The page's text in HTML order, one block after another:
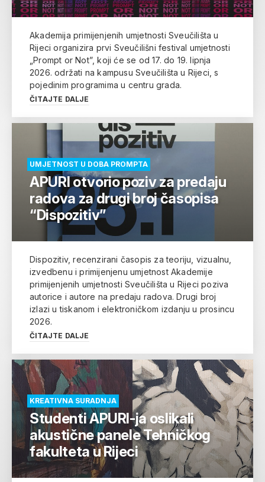
Akademija primijenjenih umjetnosti Sveučilišta u
Rijeci organizira prvi Sveučilišni festival umjetnosti
„Prompt or Not”, koji će se od 17. do 19. lipnja
2026. održati na kampusu Sveučilišta u Rijeci, s
pojedinim programima u centru grada.
ČITAJTE DALJE
UMJETNOST U DOBA PROMPTA
APURI otvorio poziv za predaju
radova za drugi broj časopisa
“Dispozitiv”
Dispozitiv, recenzirani časopis za teoriju, vizualnu,
izvedbenu i primijenjenu umjetnost Akademije
primijenjenih umjetnosti Sveučilišta u Rijeci poziva
autorice i autore na predaju radova. Drugi broj
izlazi u tiskanom i elektroničkom izdanju u prosincu
2026.
ČITAJTE DALJE
KREATIVNA SURADNJA
Studenti APURI-ja oslikali
akustične panele Tehničkog
fakulteta u Rijeci